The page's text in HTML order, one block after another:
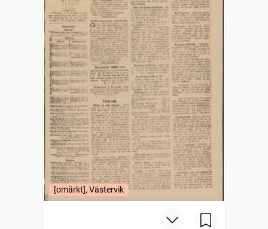
[omärkt], Västervik